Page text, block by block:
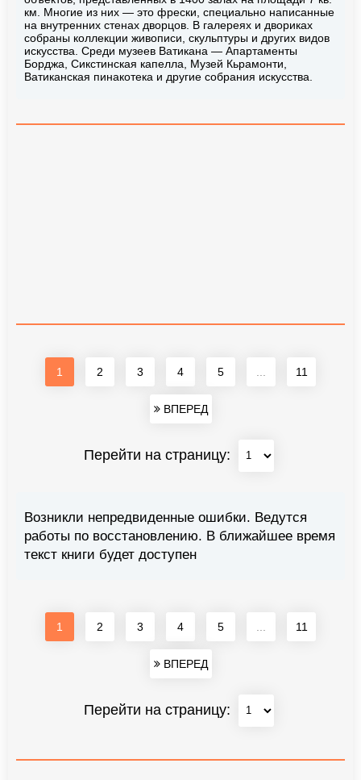
км. Многие из них — это фрески, специально написанные
на внутренних стенах дворцов. В галереях и двориках
собраны коллекции живописи, скульптуры и других видов
искусства. Среди музеев Ватикана — Апартаменты
Борджа, Сикстинская капелла, Музей Кьрамонти,
Ватиканская пинакотека и другие собрания искусства.
1 2 3 4 5 11
ВПЕРЕД
Перейти на страницу:
Возникли непредвиденные ошибки. Ведутся
работы по восстановлению. В ближайшее время
текст книги будет доступен
1 2 3 4 5 11
ВПЕРЕД
Перейти на страницу: